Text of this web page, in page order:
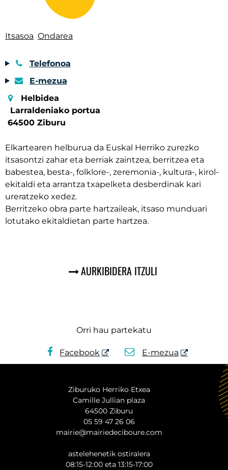
Itsasoa Ondarea
Telefonoa
E-mezua
Helbidea
Larraldeniako portua
64500 Ziburu
Elkartearen helburua da Euskal Herriko zurezko
itsasontzi zahar eta berriak zaintzea, berritzea eta
babestea, besta-, folklore-, zeremonia-, kultura-, kirol-
ekitaldi eta arrantza txapelketa desberdinak kari
ureratzeko xedez.
Berritzeko obra parte hartzaileak, itsaso munduari
lotutako ekitaldietan parte hartzea.
AURKIBIDERA ITZULI
Orri hau partekatu
Facebook E-mezua
Ziburuko Herriko Etxea
Camille Jullian plaza
64500 Ziburu
05 59 47 26 06
mairie@mairiedeciboure.com
astelehenetik ostiralera
08:15-12:00 eta 13:15-17:00